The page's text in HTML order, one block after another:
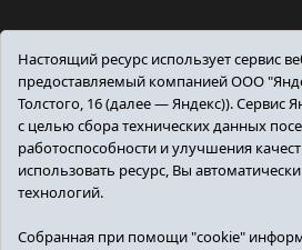
Настоящий ресурс использует сервис
предоставляемый компанией ООО
Толстого, 16 (далее — Яндекс)). Сервис
с целью сбора технических данных
работоспособности и улучшения
использовать ресурс, Вы
технологий.
Собранная при помощи "cookie"